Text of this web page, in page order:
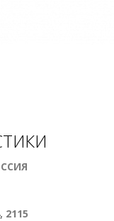
2115